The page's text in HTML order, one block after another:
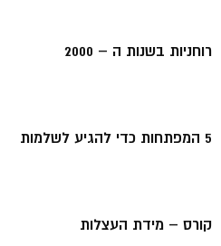
רוחניות בשנות ה – 2000
5 המפתחות כדי להגיע לשלמות
קורס – מידת העצלות